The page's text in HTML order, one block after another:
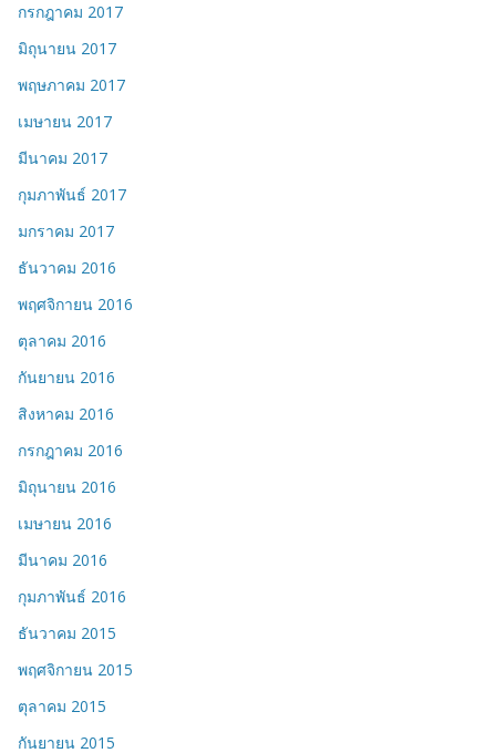
กรกฎาคม 2017
มิถุนายน 2017
พฤษภาคม 2017
เมษายน 2017
มีนาคม 2017
กุมภาพันธ์ 2017
มกราคม 2017
ธันวาคม 2016
พฤศจิกายน 2016
ตุลาคม 2016
กันยายน 2016
สิงหาคม 2016
กรกฎาคม 2016
มิถุนายน 2016
เมษายน 2016
มีนาคม 2016
กุมภาพันธ์ 2016
ธันวาคม 2015
พฤศจิกายน 2015
ตุลาคม 2015
กันยายน 2015